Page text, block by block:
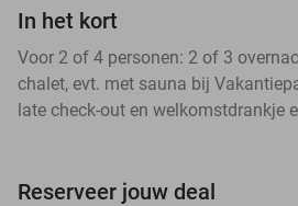
In het kort
Voor 2 of 4 personen: 2 of 3
chalet, evt. met sauna bij
late check-out en welkomstdrankje
Reserveer jouw deal